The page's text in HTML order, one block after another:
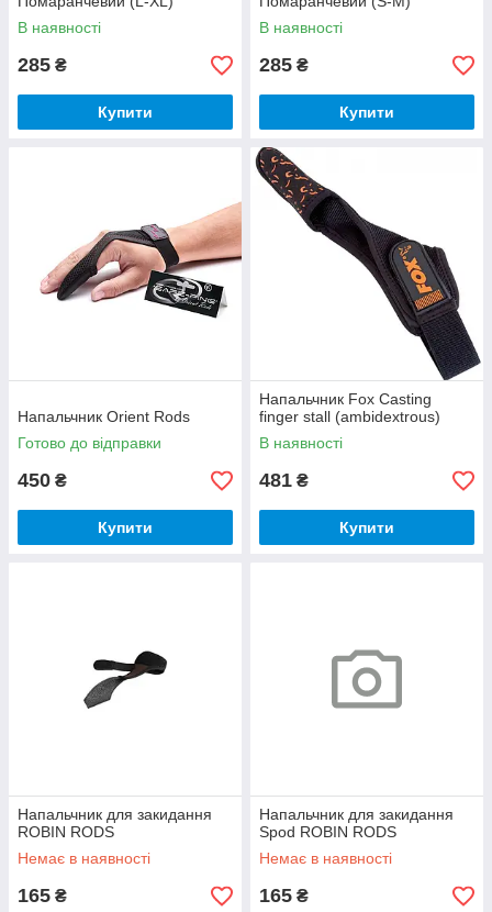
В наявності
285 ₴
Купити
В наявності
285 ₴
Купити
Напальчник Orient Rods
Готово до відправки
450 ₴
Купити
Напальчник Fox Casting
finger stall (ambidextrous)
В наявності
481 ₴
Купити
Напальчник для закидання
ROBIN RODS
Немає в наявності
165 ₴
Напальчник для закидання
Spod ROBIN RODS
Немає в наявності
165 ₴